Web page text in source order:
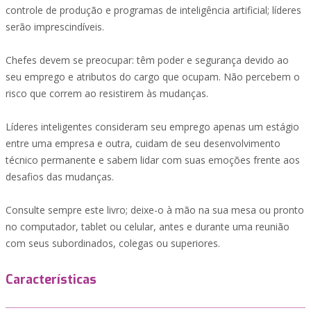
controle de produção e programas de inteligência artificial; líderes
serão imprescindíveis.
Chefes devem se preocupar: têm poder e segurança devido ao
seu emprego e atributos do cargo que ocupam. Não percebem o
risco que correm ao resistirem às mudanças.
Líderes inteligentes consideram seu emprego apenas um estágio
entre uma empresa e outra, cuidam de seu desenvolvimento
técnico permanente e sabem lidar com suas emoções frente aos
desafios das mudanças.
Consulte sempre este livro; deixe-o à mão na sua mesa ou pronto
no computador, tablet ou celular, antes e durante uma reunião
com seus subordinados, colegas ou superiores.
Características